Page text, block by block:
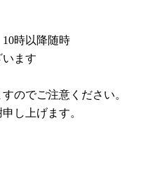
時以降随時
ます
のでご注意ください。
し上げます。